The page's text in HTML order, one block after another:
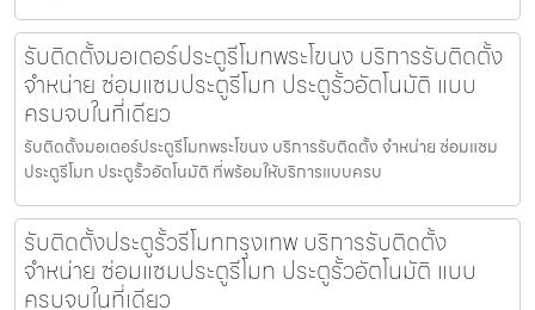
รับติดตั้งมอเตอร์ประตูรีโมทพระโขนง บริการรับติดตั้ง
จำหน่าย ซ่อมแซมประตูรีโมท ประตูรั้วอัตโนมัติ แบบ
ครบจบในที่เดียว
รับติดตั้งมอเตอร์ประตูรีโมทพระโขนง บริการรับติดตั้ง จำหน่าย ซ่อมแซม
ประตูรีโมท ประตูรั้วอัตโนมัติ ที่พร้อมให้บริการแบบครบ
รับติดตั้งประตูรั้วรีโมทกรุงเทพ บริการรับติดตั้ง
จำหน่าย ซ่อมแซมประตูรีโมท ประตูรั้วอัตโนมัติ แบบ
ครบจบในที่เดียว